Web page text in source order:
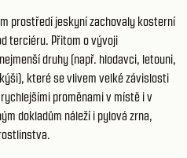
prostředí jeskyní zachovaly kosterní
terciéru. Přitom o vývoji
druhy (např. hlodavci, letouni,
které se vlivem velké závislosti
proměnami v místě i v
dokladům náleží i pylová zrna,